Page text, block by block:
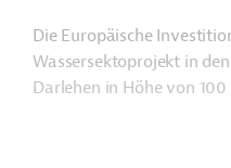
Die Europäische
Wassersektoprojekt in
Darlehen in Höhe von